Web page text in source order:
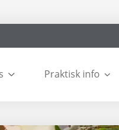
Praktisk info